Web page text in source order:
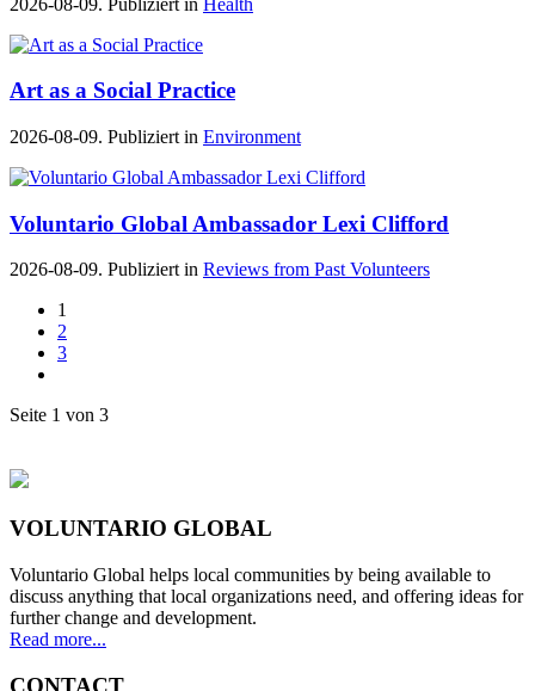
Art as a Social Practice
2026-08-09. Publiziert in Environment
Voluntario Global Ambassador Lexi Clifford
2026-08-09. Publiziert in Reviews from Past Volunteers
1
2
3
Seite 1 von 3
VOLUNTARIO GLOBAL
Voluntario Global helps local communities by being available to
discuss anything that local organizations need, and offering ideas for
further change and development.
Read more...
CONTACT